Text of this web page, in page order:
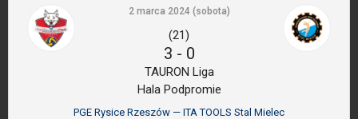
2 marca 2024 (sobota)
(21)
3 - 0
TAURON Liga
Hala Podpromie
PGE Rysice Rzeszów — ITA TOOLS Stal Mielec